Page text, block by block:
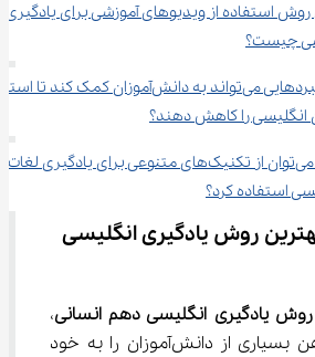
روش استفاده از ویدیوهای آموزشی برای یادگیری
چیست؟
4.	چه راهبردهایی می‌تواند به دانش‌آموزان کمک کند
انگلیسی را کاهش دهند؟
5.	چگونه می‌توان از تکنیک‌های متنوعی برای یادگیری لغات
استفاده کرد؟
روش یادگیری انگلیسی
یادگیری انگلیسی دهم انسانی،
چالشی است که ذهن بسیاری از دانش‌آموزان را به خود